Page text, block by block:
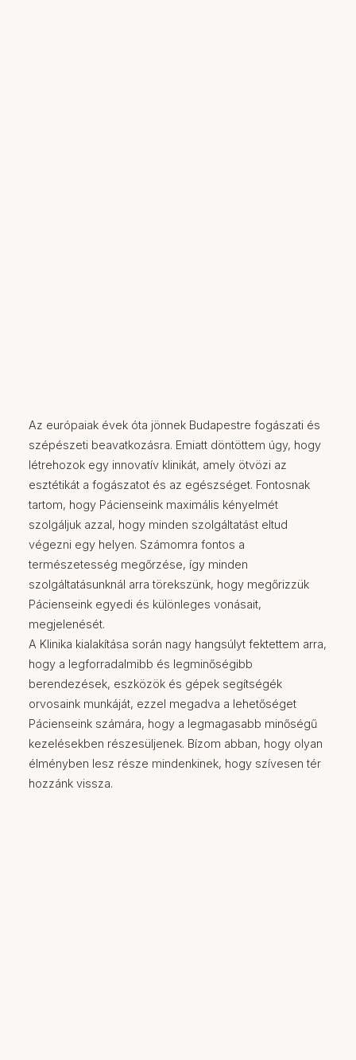
Az európaiak évek óta jönnek Budapestre fogászati és
szépészeti beavatkozásra. Emiatt döntöttem úgy, hogy
létrehozok egy innovatív klinikát, amely ötvözi az
esztétikát a fogászatot és az egészséget. Fontosnak
tartom, hogy Pácienseink maximális kényelmét
szolgáljuk azzal, hogy minden szolgáltatást eltud
végezni egy helyen. Számomra fontos a
természetesség megőrzése, így minden
szolgáltatásunknál arra törekszünk, hogy megőrizzük
Pácienseink egyedi és különleges vonásait,
megjelenését.
A Klinika kialakítása során nagy hangsúlyt fektettem arra,
hogy a legforradalmibb és legminőségibb
berendezések, eszközök és gépek segítségék
orvosaink munkáját, ezzel megadva a lehetőséget
Pácienseink számára, hogy a legmagasabb minőségű
kezelésekben részesüljenek. Bízom abban, hogy olyan
élményben lesz része mindenkinek, hogy szívesen tér
hozzánk vissza.